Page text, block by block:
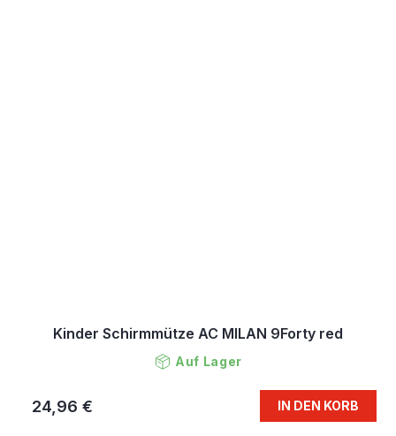
Kinder Schirmmütze AC MILAN 9Forty red
Auf Lager
24,96 € IN DEN KORB